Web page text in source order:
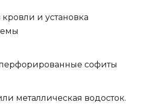
и установка
софиты
металлическая водосток.